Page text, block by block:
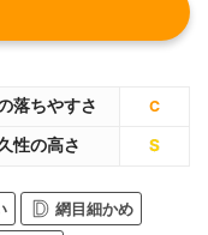
落ちやすさ C
性の高さ S
網目細かめ